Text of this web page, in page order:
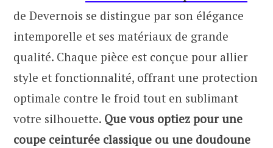
de Devernois se distingue par son élégance
intemporelle et ses matériaux de grande
qualité. Chaque pièce est conçue pour allier
style et fonctionnalité, offrant une protection
optimale contre le froid tout en sublimant
votre silhouette. Que vous optiez pour une
coupe ceinturée classique ou une doudoune